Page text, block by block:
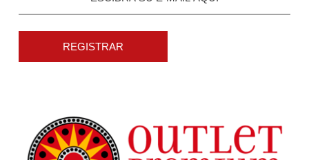
REGISTRAR